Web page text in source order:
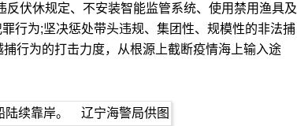
伏休规定、不安装智能监管系统、使用禁用渔具及
罪行为;坚决惩处带头违规、集团性、规模性的非法捕
行为的打击力度，从根源上截断疫情海上输入途